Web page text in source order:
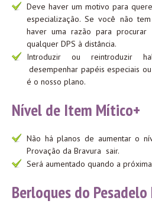
Deve haver um motivo para
especialização. Se você não
haver uma razão para
qualquer DPS à distância.
Introduzir ou reintroduzir
desempenhar papéis especiais
é o nosso plano.
Nível de Item Mítico+
Não há planos de aumentar o
Provação da Bravura sair.
Será aumentado quando a
Berloques do